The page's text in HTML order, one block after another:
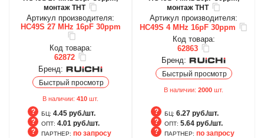
монтаж THT
Артикул производителя:
HC49S 27 MHz 16pF 30ppm
Код товара:
62872
Бренд:
Быстрый просмотр
В наличии: 410 шт.
БЦ: 4.45 руб./шт.
ОПТ: 4.01 руб./шт.
ПАРТНЕР: по запросу
монтаж THT
Артикул производителя:
HC49S 4 MHz 16pF 30ppm
Код товара:
62863
Бренд:
Быстрый просмотр
В наличии: 2000 шт.
БЦ: 6.27 руб./шт.
ОПТ: 5.64 руб./шт.
ПАРТНЕР: по запросу